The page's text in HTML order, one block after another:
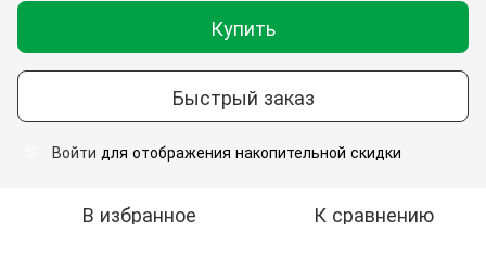
Купить
Быстрый заказ
Войти для отображения накопительной скидки
В избранное К сравнению